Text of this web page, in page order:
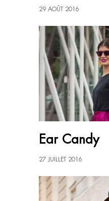
29 AOÛT 2016
Ear Candy
27 JUILLET 2016